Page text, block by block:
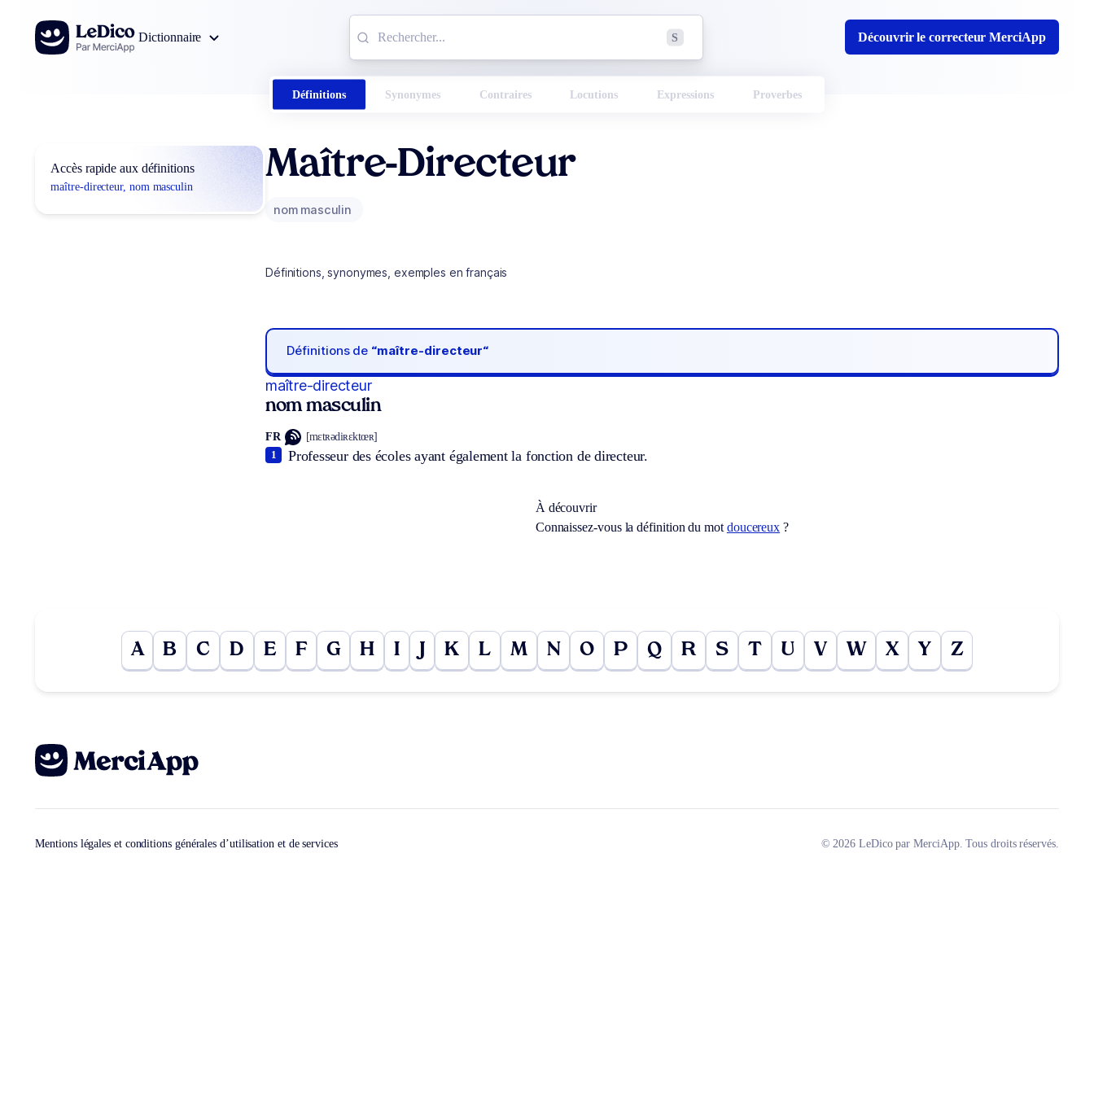
Aller au contenu
Dictionnaire
S Découvrir le correcteur MerciApp
Définitions Synonymes Contraires Locutions Expressions Proverbes
Accès rapide aux définitions
maître-directeur, nom masculin
Maître-Directeur
nom masculin
Définitions, synonymes, exemples en français
Définitions de “maître-directeur“
maître-directeur
nom masculin
FR [mɛtʀədiʀɛktœʀ]
Professeur des écoles ayant également la fonction de directeur.
1
À découvrir
Connaissez-vous la définition du mot doucereux ?
A B C D E F G H I K L M N O P Q R S T U V W X Y Z
Mentions légales et conditions générales d’utilisation et de services © 2026 LeDico par MerciApp. Tous droits réservés.